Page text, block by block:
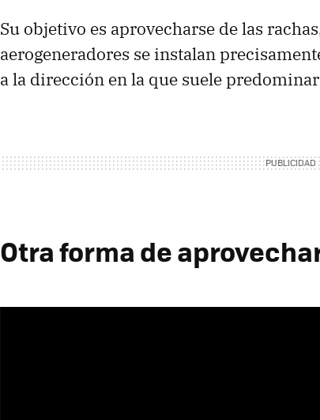
Su objetivo es aprovecharse de las
aerogeneradores se instalan
a la dirección en la que suele
Otra forma de